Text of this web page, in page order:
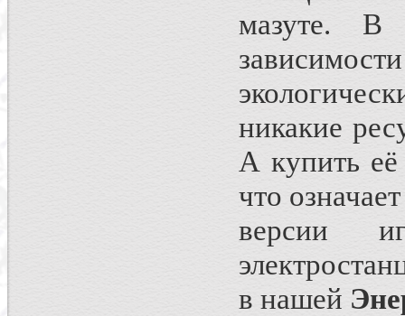
мазуте. В
никакие
А купить
что
версии
в нашей